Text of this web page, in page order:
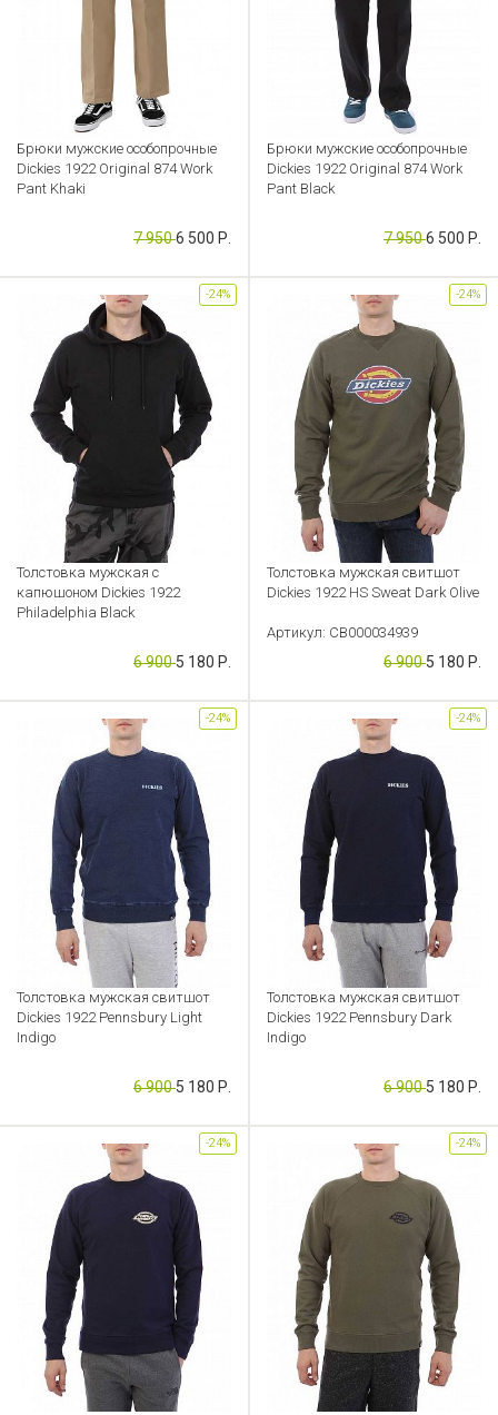
Брюки мужские особопрочные
Dickies 1922 Original 874 Work
Pant Khaki
Артикул: CB000048679
7 9506 500 Р.
Брюки мужские особопрочные
Dickies 1922 Original 874 Work
Pant Black
Артикул: CB000048677
7 9506 500 Р.
Толстовка мужская с
капюшоном Dickies 1922
Philadelphia Black
Артикул: CB000034938
6 9005 180 Р.
-24%
Толстовка мужская свитшот
Dickies 1922 HS Sweat Dark Olive
Артикул: CB000034939
6 9005 180 Р.
-24%
Толстовка мужская свитшот
Dickies 1922 Pennsbury Light
Indigo
Артикул: CB000034716
6 9005 180 Р.
-24%
Толстовка мужская свитшот
Dickies 1922 Pennsbury Dark
Indigo
Артикул: CB000033904
6 9005 180 Р.
-24%
-24% -24%